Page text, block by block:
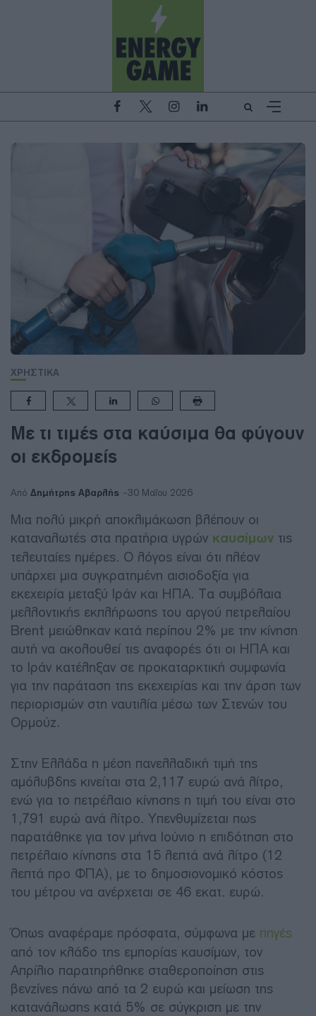
ΧΡΗΣΤΙΚΑ
Με τι τιμές στα καύσιμα θα φύγουν
οι εκδρομείς
Από Δημήτρης Αβαρλής 30 Μαΐου 2026
Μια πολύ μικρή αποκλιμάκωση βλέπουν οι
καταναλωτές στα πρατήρια υγρών καυσίμων τις
τελευταίες ημέρες. Ο λόγος είναι ότι πλέον
υπάρχει μια συγκρατημένη αισιοδοξία για
εκεχειρία μεταξύ Ιράν και ΗΠΑ. Τα συμβόλαια
μελλοντικής εκπλήρωσης του αργού πετρελαίου
Brent μειώθηκαν κατά περίπου 2% με την κίνηση
αυτή να ακολουθεί τις αναφορές ότι οι ΗΠΑ και
το Ιράν κατέληξαν σε προκαταρκτική συμφωνία
για την παράταση της εκεχειρίας και την άρση των
περιορισμών στη ναυτιλία μέσω των Στενών του
Ορμούζ.
Στην Ελλάδα η μέση πανελλαδική τιμή της
αμόλυβδης κινείται στα 2,117 ευρώ ανά λίτρο,
ενώ για το πετρέλαιο κίνησης η τιμή του είναι στο
1,791 ευρώ ανά λίτρο. Υπενθυμίζεται πως
παρατάθηκε για τον μήνα Ιούνιο η επιδότηση στο
πετρέλαιο κίνησης στα 15 λεπτά ανά λίτρο (12
λεπτά προ ΦΠΑ), με το δημοσιονομικό κόστος
του μέτρου να ανέρχεται σε 46 εκατ. ευρώ.
Όπως αναφέραμε πρόσφατα, σύμφωνα με πηγές
από τον κλάδο της εμπορίας καυσίμων, τον
Απρίλιο παρατηρήθηκε σταθεροποίηση στις
βενζίνες πάνω από τα 2 ευρώ και μείωση της
κατανάλωσης κατά 5% σε σύγκριση με την